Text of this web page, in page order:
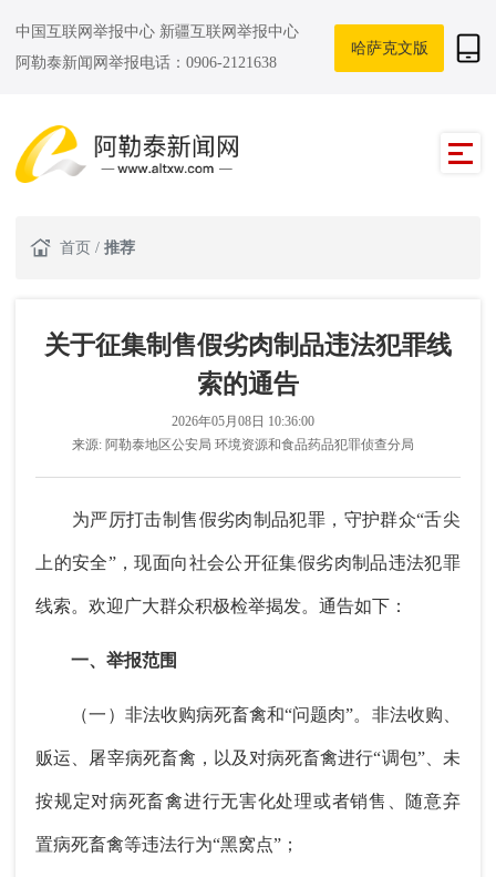
中国互联网举报中心 新疆互联网举报中心
阿勒泰新闻网举报电话：0906-2121638
哈萨克文版
首页 / 推荐
关于征集制售假劣肉制品违法犯罪线
索的通告
2026年05月08日 10:36:00
来源:阿勒泰地区公安局 环境资源和食品药品犯罪侦查分局
为严厉打击制售假劣肉制品犯罪，守护群众“舌尖
上的安全”，现面向社会公开征集假劣肉制品违法犯罪
线索。欢迎广大群众积极检举揭发。通告如下：
一、举报范围
（一）非法收购病死畜禽和“问题肉”。非法收购、
贩运、屠宰病死畜禽，以及对病死畜禽进行“调包”、未
按规定对病死畜禽进行无害化处理或者销售、随意弃
置病死畜禽等违法行为“黑窝点”；